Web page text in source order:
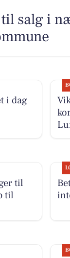
salg i
i dag
til
til